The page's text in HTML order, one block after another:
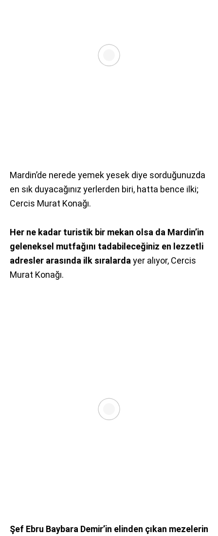
Mardin’de nerede yemek yesek diye sorduğunuzda
en sık duyacağınız yerlerden biri, hatta bence ilki;
Cercis Murat Konağı.
Her ne kadar turistik bir mekan olsa da Mardin’in
geleneksel mutfağını tadabileceğiniz en lezzetli
adresler arasında ilk sıralarda yer alıyor, Cercis
Murat Konağı.
Şef Ebru Baybara Demir’in elinden çıkan mezelerin